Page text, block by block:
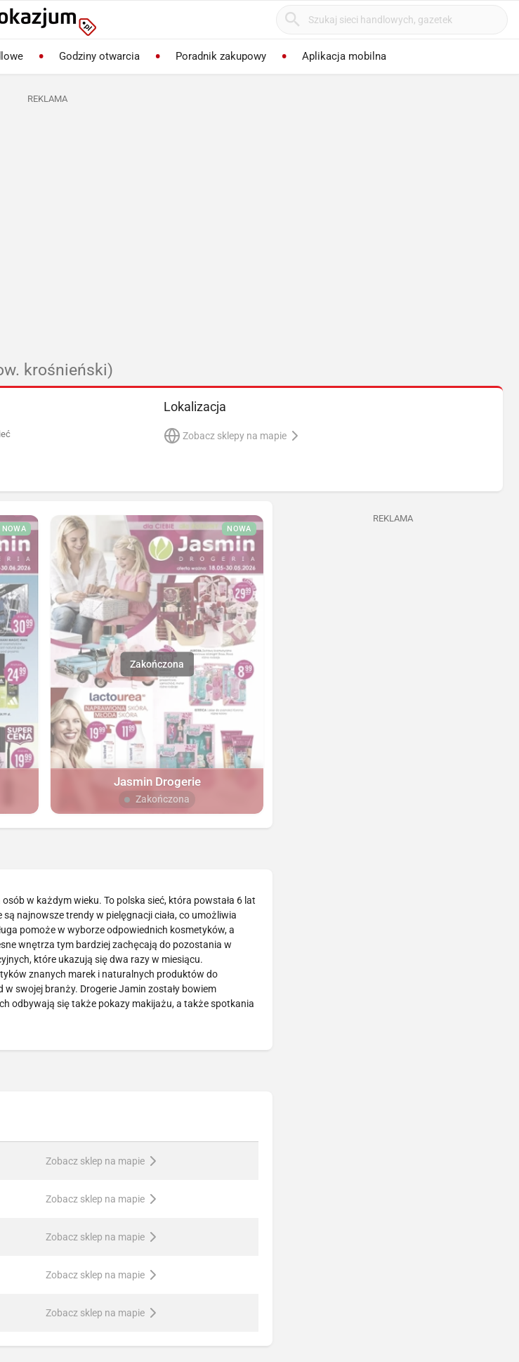
Godziny otwarcia Poradnik zakupowy Aplikacja mobilna
REKLAMA
krośnieński)
Lokalizacja
Zobacz sklepy na mapie
NOWA NOWA
Jasmin Drogerie
Zakończona
w każdym wieku. To polska sieć, która powstała 6 lat
najnowsze trendy w pielęgnacji ciała, co umożliwia
pomoże w wyborze odpowiednich kosmetyków, a
wnętrza tym bardziej zachęcają do pozostania w
które ukazują się dwa razy w miesiącu.
znanych marek i naturalnych produktów do
w swojej branży. Drogerie Jamin zostały bowiem
odbywają się także pokazy makijażu, a także spotkania
Zobacz sklep na mapie
Zobacz sklep na mapie
Zobacz sklep na mapie
Zobacz sklep na mapie
Zobacz sklep na mapie
REKLAMA